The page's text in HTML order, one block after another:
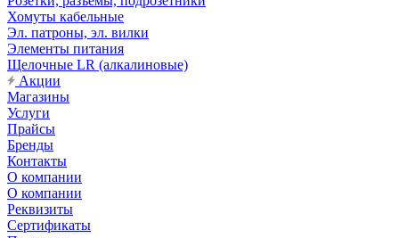
Хомуты кабельные
Эл. патроны, эл. вилки
Элементы питания
Щелочные LR (алкалиновые)
Акции
Магазины
Услуги
Прайсы
Бренды
Контакты
О компании
О компании
Реквизиты
Сертификаты